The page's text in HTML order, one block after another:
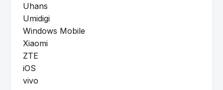
Uhans
Umidigi
Windows Mobile
Xiaomi
ZTE
iOS
vivo